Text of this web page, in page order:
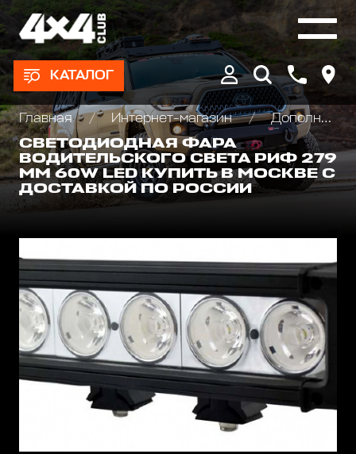
КАТАЛОГ
Главная Интернет-магазин
Дополнительные фары : Светодиодные, Галогеновые , Ксеноновые
СВЕТОДИОДНАЯ ФАРА
ВОДИТЕЛЬСКОГО СВЕТА РИФ 279
ММ 60W LED КУПИТЬ В МОСКВЕ С
ДОСТАВКОЙ ПО РОССИИ